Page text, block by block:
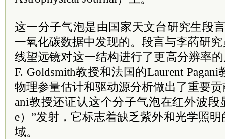
这一分子气泡是由国家天文台研究生段
一氧化碳数据中发现的。段言与李菂研
线望远镜对这一结构进行了更高分辨率
F. Goldsmith教授和法国的Laurent
物理参量估计和驱动源分析做出了重要贡
ani教授还证认这个分子气泡在红外波段
e）”发射，它标志着缺乏紫外和光学照
域。